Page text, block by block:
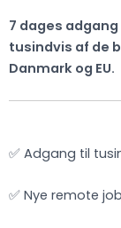
7 dages
tusindvis af de
Danmark og EU.
✅ Adgang til
✅ Nye remote